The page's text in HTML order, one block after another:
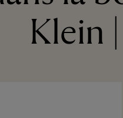
Klein